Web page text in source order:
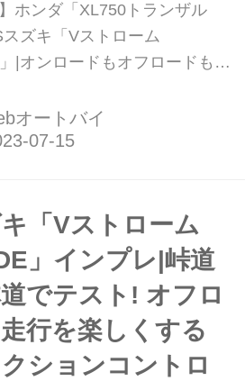
】ホンダ「XL750トランザル
スズキ「Vストローム
|オンロードもオフロードも楽
ルプのライバル、と聞いて、
が思い浮かべるのはVストロ
ーの新型車。それぞれのキャ
の違いを検証していく。文:宮
、オートバイ編集部/写真:南
オートバイ
「Vストローム
」インプレ|峠道
でテスト! オフロ
行を楽しくする
クションコントロ